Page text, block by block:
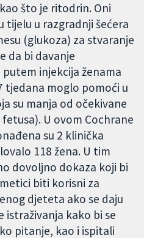
što je ritodrin. Oni
tijelu u razgradnji šećera
(glukoza) za stvaranje
da bi davanje
injekcija ženama
tjedana moglo pomoći u
su manja od očekivane
U ovom Cochrane
su 2 klinička
118 žena. U tim
dovoljno dokaza koji bi
biti korisni za
djeteta ako se daju
istraživanja kako bi se
pitanje, kao i ispitali